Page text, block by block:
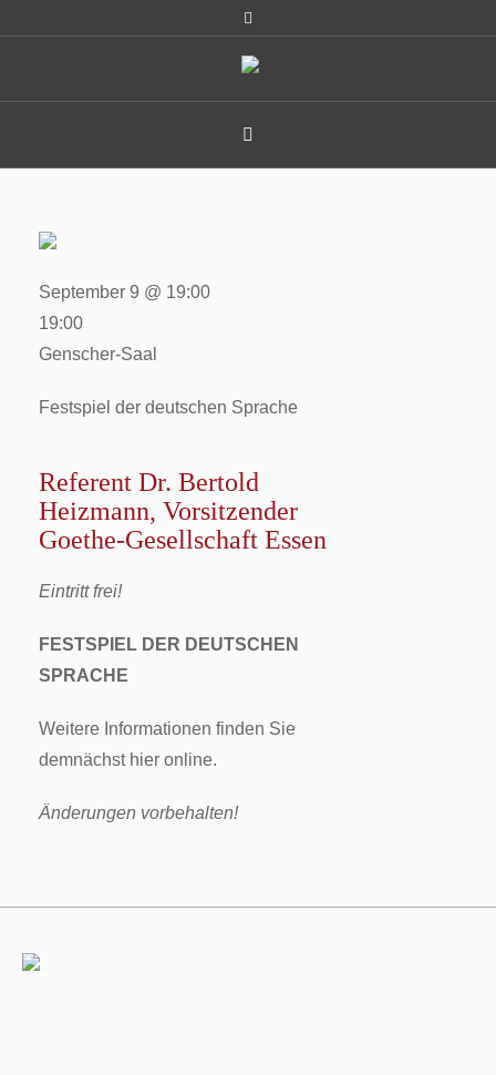
Referent Dr. Bertold
Heizmann, Vorsitzender
Goethe-Gesellschaft Essen
Eintritt frei!
FESTSPIEL DER DEUTSCHEN
SPRACHE
Weitere Informationen finden Sie
demnächst hier online.
Änderungen vorbehalten!
September 9 @ 19:00
19:00
Genscher-Saal
Festspiel der deutschen Sprache